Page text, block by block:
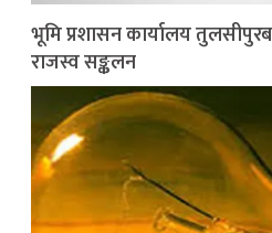
भूमि प्रशासन कार्यालय
राजस्व सङ्कलन